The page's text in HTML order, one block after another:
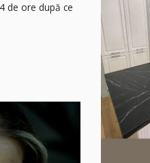
de ore după ce